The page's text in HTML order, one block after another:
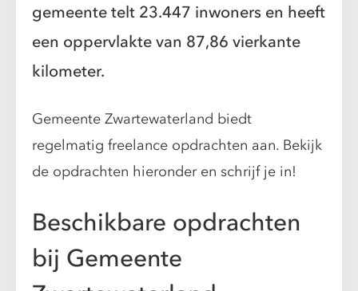
gemeente telt 23.447 inwoners en heeft
een oppervlakte van 87,86 vierkante
kilometer.
Gemeente Zwartewaterland biedt
regelmatig freelance opdrachten aan. Bekijk
de opdrachten hieronder en schrijf je in!
Beschikbare opdrachten
bij Gemeente